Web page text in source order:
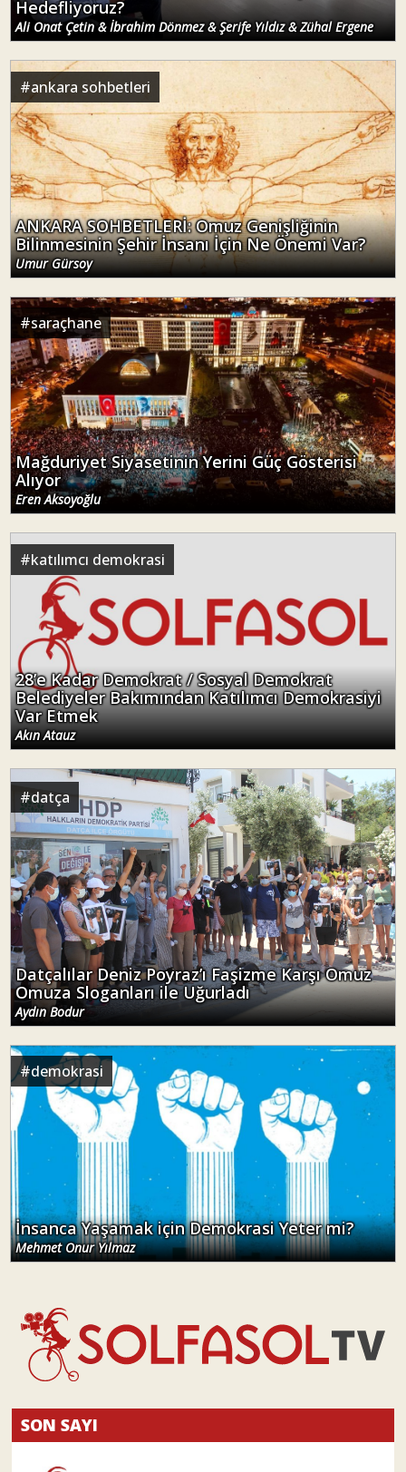
Hedefliyoruz?
Ali Onat Çetin & İbrahim Dönmez & Şerife Yıldız & Zühal Ergene
#ankara sohbetleri
ANKARA SOHBETLERİ: Omuz Genişliğinin
Bilinmesinin Şehir İnsanı İçin Ne Önemi Var?
Umur Gürsoy
#saraçhane
Mağduriyet Siyasetinin Yerini Güç Gösterisi
Alıyor
Eren Aksoyoğlu
#katılımcı demokrasi
28’e Kadar Demokrat / Sosyal Demokrat
Belediyeler Bakımından Katılımcı Demokrasiyi
Var Etmek
Akın Atauz
#datça
Datçalılar Deniz Poyraz’ı Faşizme Karşı Omuz
Omuza Sloganları ile Uğurladı
Aydın Bodur
#demokrasi
İnsanca Yaşamak için Demokrasi Yeter mi?
Mehmet Onur Yılmaz
SON SAYI